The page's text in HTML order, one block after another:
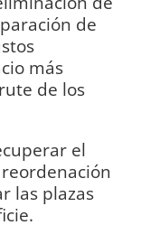
de
más
de los
el
las plazas